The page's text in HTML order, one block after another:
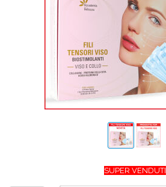
SUPER VENDUTI